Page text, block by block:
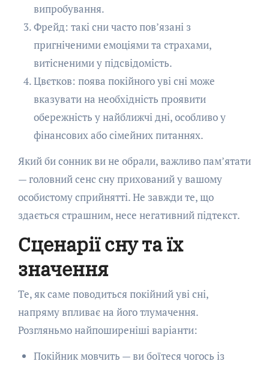
випробування.
Фрейд: такі сни часто пов’язані з
пригніченими емоціями та страхами,
витісненими у підсвідомість.
Цвєтков: поява покійного уві сні може
вказувати на необхідність проявити
обережність у найближчі дні, особливо у
фінансових або сімейних питаннях.
Який би сонник ви не обрали, важливо пам’ятати
— головний сенс сну прихований у вашому
особистому сприйнятті. Не завжди те, що
здається страшним, несе негативний підтекст.
Сценарії сну та їх
значення
Те, як саме поводиться покійний уві сні,
напряму впливає на його тлумачення.
Розгляньмо найпоширеніші варіанти:
Покійник мовчить — ви боїтеся чогось із